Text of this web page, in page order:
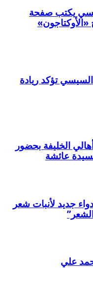
يكتب صفحة
تؤكد ريادة
الخليفة بحضور
عائشة
جديد لأنبات شعر
علي